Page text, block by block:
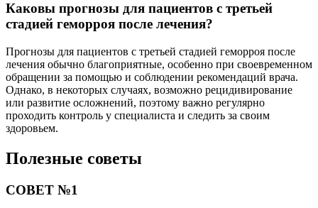
Каковы прогнозы для пациентов с третьей
стадией геморроя после лечения?
Прогнозы для пациентов с третьей стадией геморроя после
лечения обычно благоприятные, особенно при своевременном
обращении за помощью и соблюдении рекомендаций врача.
Однако, в некоторых случаях, возможно рецидивирование
или развитие осложнений, поэтому важно регулярно
проходить контроль у специалиста и следить за своим
здоровьем.
Полезные советы
СОВЕТ №1